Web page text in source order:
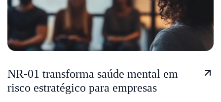
NR-01 transforma saúde mental em
risco estratégico para empresas